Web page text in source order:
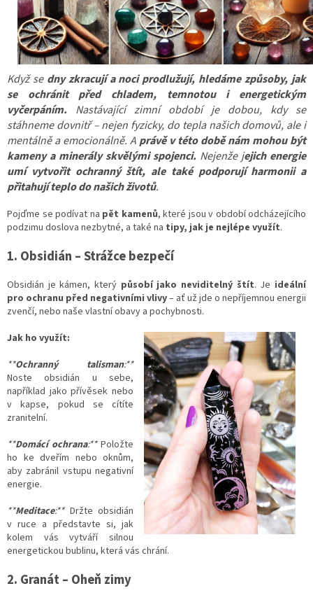
Když se dny zkracují a noci prodlužují, hledáme způsoby, jak
se ochránit před chladem, temnotou i energetickým
vyčerpáním. Nastávající zimní období je dobou, kdy se
stáhneme dovnitř – nejen fyzicky, do tepla našich domovů, ale i
mentálně a emocionálně. A právě v této době nám mohou být
kameny a minerály skvělými spojenci. Nejenže jejich energie
umí vytvořit ochranný štít, ale také podporují harmonii a
přitahují teplo do našich životů.
Pojďme se podívat na pět kamenů, které jsou v období odcházejícího
podzimu doslova nezbytné, a také na tipy, jak je nejlépe využít.
1. Obsidián – Strážce bezpečí
Obsidián je kámen, který působí jako neviditelný štít. Je ideální
pro ochranu před negativními vlivy– ať už jde o nepříjemnou energii
zvenčí, nebo naše vlastní obavy a pochybnosti.
Jak ho využít:
**Ochranný talisman:**
Noste obsidián u sebe,
například jako přívěsek nebo
v kapse, pokud se cítíte
zranitelní.
**Domácí ochrana:**Položte
ho ke dveřím nebo oknům,
aby zabránil vstupu negativní
energie.
**Meditace:**Držte obsidián
v ruce a představte si, jak
kolem vás vytváří silnou
energetickou bublinu, která vás chrání.
2. Granát – Oheň zimy